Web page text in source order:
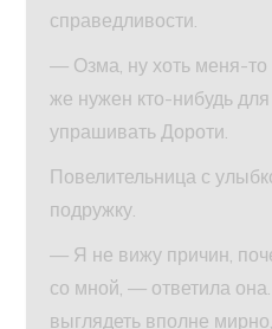
справедливости.
— Озма, ну хоть меня-то
же нужен кто-нибудь
упрашивать Дороти.
Повелительница с
подружку.
— Я не вижу причин,
со мной, — ответила
выглядеть вполне